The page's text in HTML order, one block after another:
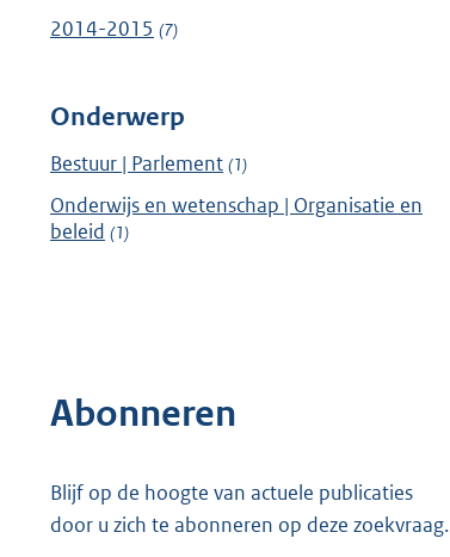
2014-2015 (7)
Onderwerp
Bestuur | Parlement (1)
Onderwijs en wetenschap | Organisatie en
beleid (1)
Abonneren
Blijf op de hoogte van actuele publicaties
door u zich te abonneren op deze zoekvraag.